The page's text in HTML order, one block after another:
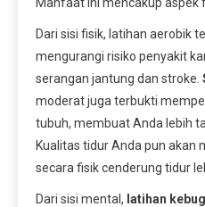
Dari sisi fisik, latihan aerobik
mengurangi risiko penyakit
serangan jantung dan stroke.
moderat juga terbukti
tubuh, membuat Anda lebih
Kualitas tidur Anda pun akan
secara fisik cenderung tidur
Dari sisi mental, latihan